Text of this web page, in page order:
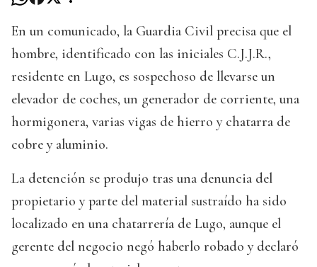
En un comunicado, la Guardia Civil precisa que el
hombre, identificado con las iniciales C.J.J.R.,
residente en Lugo, es sospechoso de llevarse un
elevador de coches, un generador de corriente, una
hormigonera, varias vigas de hierro y chatarra de
cobre y aluminio.
La detención se produjo tras una denuncia del
propietario y parte del material sustraído ha sido
localizado en una chatarrería de Lugo, aunque el
gerente del negocio negó haberlo robado y declaró